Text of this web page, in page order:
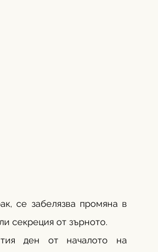
се забелязва промяна в
секреция от зърното.
ден от началото на